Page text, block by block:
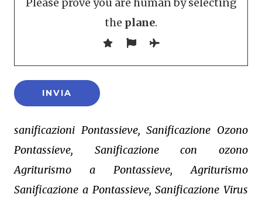
the plane.
sanificazioni Pontassieve, Sanificazione Ozono
Pontassieve, Sanificazione con ozono
Agriturismo a Pontassieve, Agriturismo
Sanificazione a Pontassieve, Sanificazione Virus